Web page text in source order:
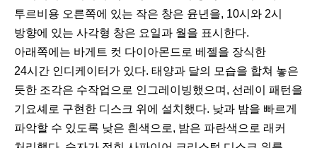
투르비용 오른쪽에 있는 작은 창은 윤년을, 10시와 2시
방향에 있는 사각형 창은 요일과 월을 표시한다.
아래쪽에는 바게트 컷 다이아몬드로 베젤을 장식한
24시간 인디케이터가 있다. 태양과 달의 모습을 합쳐 놓은
듯한 조각은 수작업으로 인그레이빙했으며, 선레이 패턴을
기요셰로 구현한 디스크 위에 설치했다. 낮과 밤을 빠르게
파악할 수 있도록 낮은 흰색으로, 밤은 파란색으로 래커